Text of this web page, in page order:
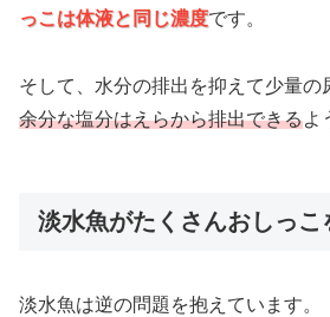
っこは体液と同じ濃度です。
そして、水分の排出を抑えて少量の
余分な塩分はえらから排出できるよ
淡水魚がたくさんおしっこ
淡水魚は逆の問題を抱えています。